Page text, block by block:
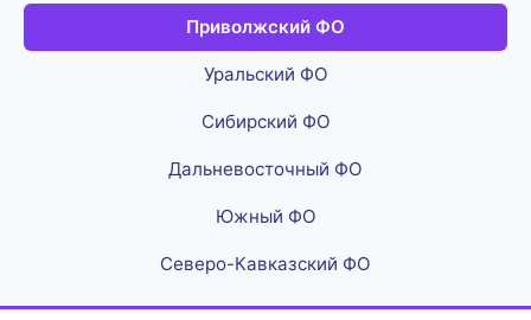
Приволжский ФО
Уральский ФО
Сибирский ФО
Дальневосточный ФО
Южный ФО
Северо-Кавказский ФО